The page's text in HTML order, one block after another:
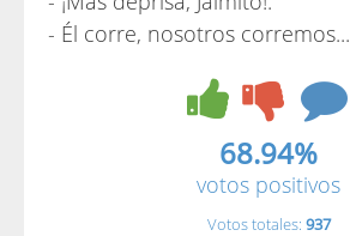
- Él corre, nosotros corremos...
68.94%
votos positivos
Votos totales: 937